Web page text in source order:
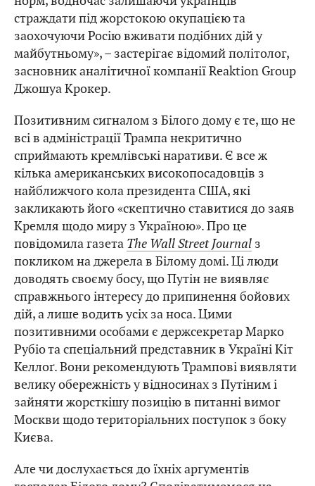
страждати під жорстокою окупацією та
заохочуючи Росію вживати подібних дій у
майбутньому», – застерігає відомий політолог,
засновник аналітичної компанії Reaktion Group
Джошуа Крокер.
Позитивним сигналом з Білого дому є те, що не
всі в адміністрації Трампа некритично
сприймають кремлівські наративи. Є все ж
кілька американських високопосадовців з
найближчого кола президента США, які
закликають його «скептично ставитися до заяв
Кремля щодо миру з Україною». Про це
повідомила газета The Wall Street Journal з
покликом на джерела в Білому домі. Ці люди
доводять своєму босу, що Путін не виявляє
справжнього інтересу до припинення бойових
дій, а лише водить усіх за носа. Цими
позитивними особами є держсекретар Марко
Рубіо та спеціальний представник в Україні Кіт
Келлоґ. Вони рекомендують Трампові виявляти
велику обережність у відносинах з Путіним і
зайняти жорсткішу позицію в питанні вимог
Москви щодо територіальних поступок з боку
Києва.
Але чи дослухається до їхніх аргументів